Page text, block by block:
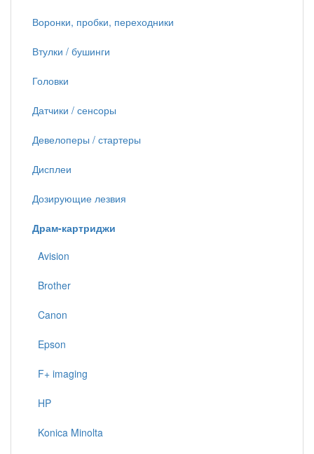
Воронки, пробки, переходники
Втулки / бушинги
Головки
Датчики / сенсоры
Девелоперы / стартеры
Дисплеи
Дозирующие лезвия
Драм-картриджи
Avision
Brother
Canon
Epson
F+ imaging
HP
Konica Minolta